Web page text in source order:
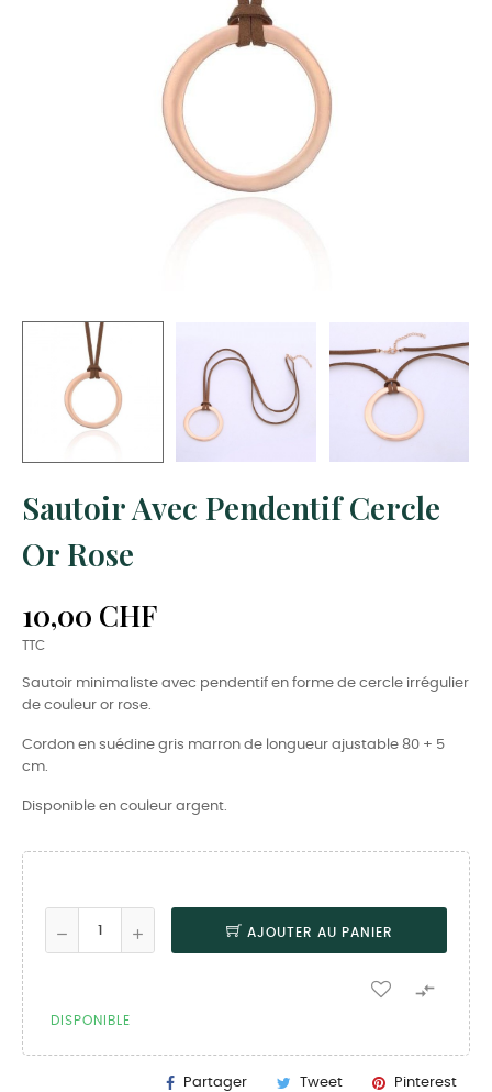
Sautoir Avec Pendentif Cercle
Or Rose
10,00 CHF
TTC
Sautoir minimaliste avec pendentif en forme de cercle irrégulier
de couleur or rose.
Cordon en suédine gris marron de longueur ajustable 80 + 5
cm.
Disponible en couleur argent.
AJOUTER AU PANIER

DISPONIBLE
Partager Tweet Pinterest